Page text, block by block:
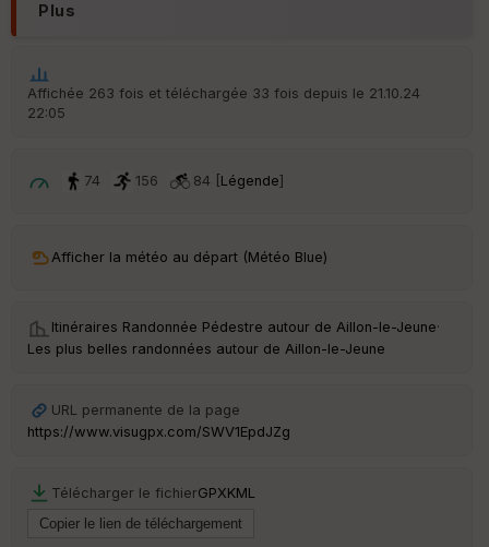
Plus
Affichée 263 fois et téléchargée 33 fois depuis le 21.10.24
22:05
74 156 84 [ Légende]
Afficher la météo au départ (Météo Blue)
Itinéraires Randonnée Pédestre autour de Aillon-le-Jeune·
Les plus belles randonnées autour de Aillon-le-Jeune
URL permanente de la page
https://www.visugpx.com/SWV1EpdJZg
Télécharger le fichierGPXKML